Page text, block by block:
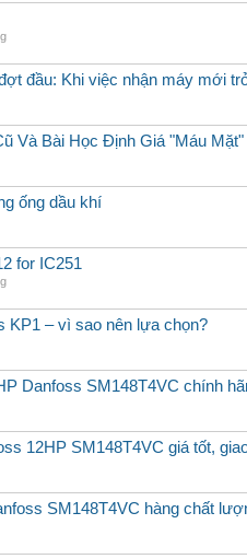
đầu: Khi việc nhận máy mới
Và Bài Học Định Giá "Máu
ống dầu khí
for IC251
KP1 – vì sao nên lựa chọn?
Danfoss SM148T4VC chính
12HP SM148T4VC giá tốt,
SM148T4VC hàng chất